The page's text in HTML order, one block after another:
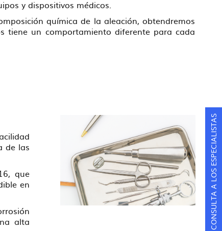
y dispositivos médicos.
química de la aleación, obtendremos
un comportamiento diferente para cada
de las
que
en
alta
CONSULTA A LOS ESPECIALISTAS